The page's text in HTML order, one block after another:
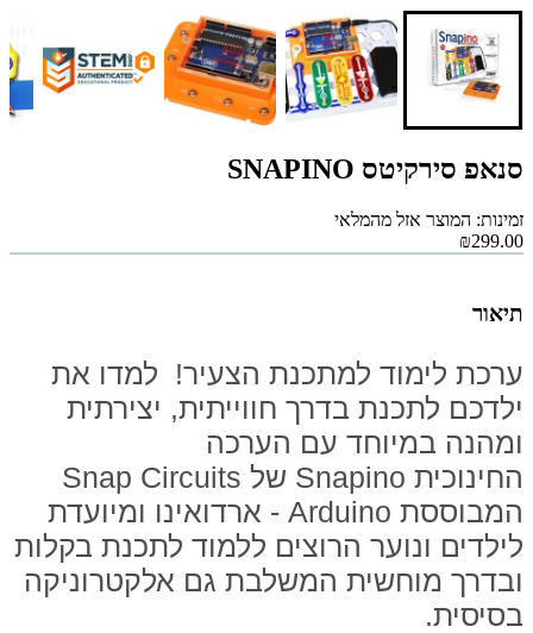
סנאפ סירקיטס SNAPINO
זמינות: המוצר אזל מהמלאי
₪299.00
תיאור
ערכת לימוד למתכנת הצעיר! למדו את
ילדכם לתכנת בדרך חווייתית, יצירתית
ומהנה במיוחד עם הערכה
החינוכית Snapino של Snap Circuits
המבוססת Arduino - ארדואינו ומיועדת
לילדים ונוער הרוצים ללמוד לתכנת בקלות
ובדרך מוחשית המשלבת גם אלקטרוניקה
בסיסית.